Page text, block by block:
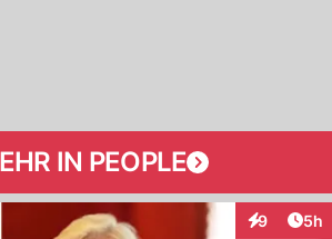
IN PEOPLE
9 5h